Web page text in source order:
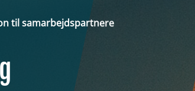
til samarbejdspartnere